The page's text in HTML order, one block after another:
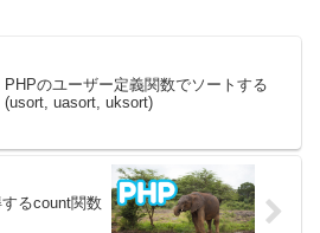
でマ
PHPのユーザー定義関数でソートする
(usort, uasort, uksort)
るcount関数